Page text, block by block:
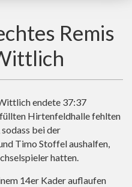
Remis
endete 37:37
Hirtenfeldhalle fehlten
bei der
Timo Stoffel aushalfen,
hatten.
14er Kader auflaufen